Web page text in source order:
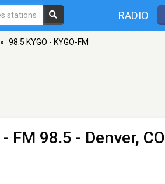
RADIO
» 98.5 KYGO - KYGO-FM
- FM 98.5 - Denver, CO